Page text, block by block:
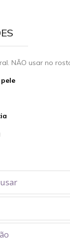
NÃO usar no